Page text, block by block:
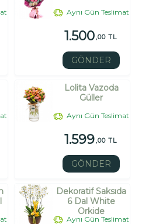
Aynı Gün Teslimat
1.500,00 TL
GÖNDER
Lolita Vazoda
Güller
Aynı Gün Teslimat
1.599,00 TL
GÖNDER
Dekoratif Saksıda
6 Dal White
Orkide
Aynı Gün Teslimat